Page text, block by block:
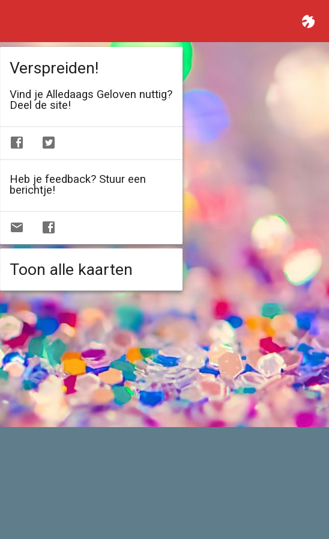
Verspreiden!
Vind je Alledaags Geloven nuttig?
Deel de site!
Heb je feedback? Stuur een
berichtje!
Toon alle kaarten